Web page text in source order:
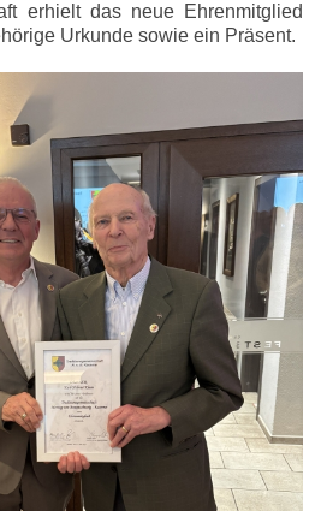
erhielt das neue Ehrenmitglied
Urkunde sowie ein Präsent.